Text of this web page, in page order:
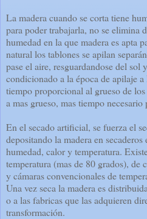
La madera cuando se corta tiene
para poder trabajarla, no se elimina
humedad en la que madera es apta
natural los tablones se apilan
pase el aire, resguardandose del
condicionado a la época de apilaje
tiempo proporcional al grueso de
a mas grueso, mas tiempo necesario
En el secado artificial, se fuerza el
depositando la madera en
humedad, calor y temperatura.
temperatura (mas de 80 grados),
y cámaras convencionales de
Una vez seca la madera es
o a las fabricas que las adquieren
transformación.